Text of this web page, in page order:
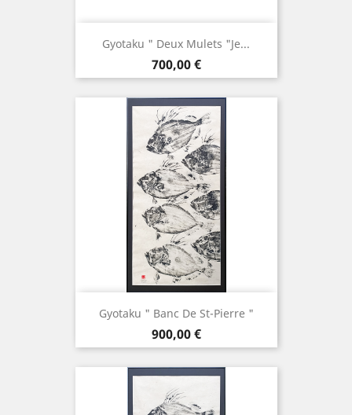
Gyotaku " Deux Mulets "Je...
Prix
700,00 €
Gyotaku " Banc De St-Pierre "
Prix
900,00 €